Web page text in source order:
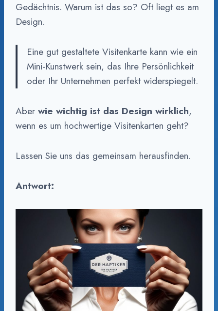
Gedächtnis. Warum ist das so? Oft liegt es am
Design.
Eine gut gestaltete Visitenkarte kann wie ein
Mini-Kunstwerk sein, das Ihre Persönlichkeit
oder Ihr Unternehmen perfekt widerspiegelt.
Aber wie wichtig ist das Design wirklich,
wenn es um hochwertige Visitenkarten geht?
Lassen Sie uns das gemeinsam herausfinden.
Antwort: